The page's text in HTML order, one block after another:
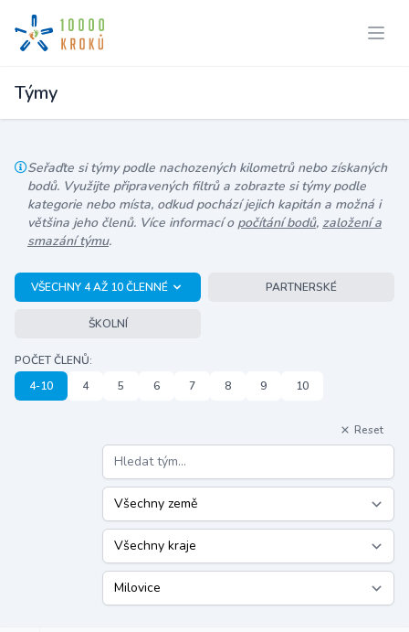
Týmy
Seřaďte si týmy podle nachozených kilometrů nebo získaných
bodů. Využijte připravených filtrů a zobrazte si týmy podle
kategorie nebo místa, odkud pochází jejich kapitán a možná i
většina jeho členů. Více informací o počítání bodů, založení a
smazání týmu.
VŠECHNY 4 AŽ 10 ČLENNÉ PARTNERSKÉ
ŠKOLNÍ
POČET ČLENŮ:
4-10
4 5 6 7 8 9 10
Reset